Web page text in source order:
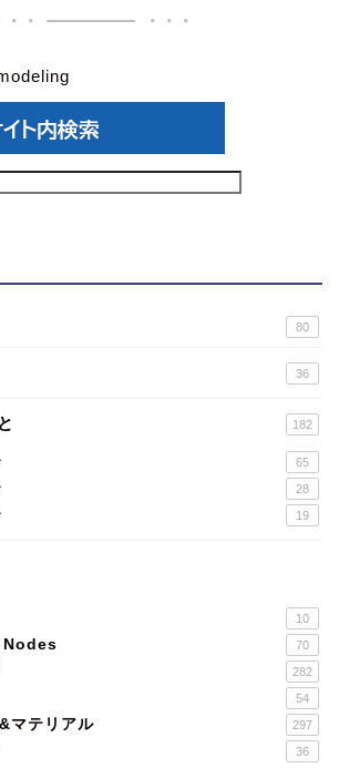
80
36
182
65
28
19
10
70
282
54
マテリアル 297
36